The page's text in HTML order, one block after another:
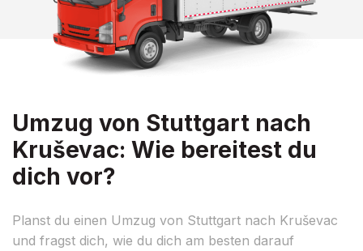
Umzug von Stuttgart nach
Kruševac: Wie bereitest du
dich vor?
Planst du einen Umzug von Stuttgart nach Kruševac
und fragst dich, wie du dich am besten darauf